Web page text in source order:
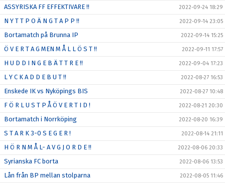
ASSYRISKA FF EFFEKTIVARE !! 2022-09-24 18:29
N Y T T P O Ä N G T A P P !! 2022-09-14 23:05
Bortamatch på Brunna IP 2022-09-14 15:25
Ö V E R T A G MEN M Å L L Ö S T !! 2022-09-11 17:57
H U D D I N G E B Ä T T R E !! 2022-09-04 17:23
L Y C K A D D E B U T !! 2022-08-27 16:53
Enskede IK vs Nyköpings BIS 2022-08-27 10:48
F Ö R L U S T P Å Ö V E R T I D ! 2022-08-21 20:30
Bortamatch i Norrköping 2022-08-20 16:39
S T A R K 3-0 S E G E R ! 2022-08-14 21:11
H Ö R N M Å L- A V G J O R D E !! 2022-08-06 20:33
Syrianska FC borta 2022-08-06 13:53
Lån från BP mellan stolparna 2022-08-05 11:46